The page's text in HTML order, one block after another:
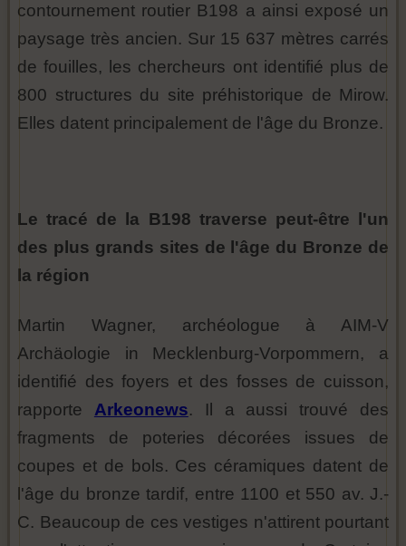
contournement routier B198 a ainsi exposé un
paysage très ancien. Sur 15 637 mètres carrés
de fouilles, les chercheurs ont identifié plus de
800 structures du site préhistorique de Mirow.
Elles datent principalement de l'âge du Bronze.
Le tracé de la B198 traverse peut-être l'un
des plus grands sites de l'âge du Bronze de
la région
Martin Wagner, archéologue à AIM-V
Archäologie in Mecklenburg-Vorpommern, a
identifié des foyers et des fosses de cuisson,
rapporte Arkeonews. Il a aussi trouvé des
fragments de poteries décorées issues de
coupes et de bols. Ces céramiques datent de
l'âge du bronze tardif, entre 1100 et 550 av. J.-
C. Beaucoup de ces vestiges n'attirent pourtant